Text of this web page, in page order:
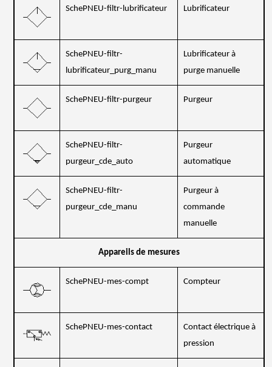
SchePNEU-filtr-lubrificateur Lubrificateur
SchePNEU-filtr-
lubrificateur_purg_manu
Lubrificateur à
purge manuelle
SchePNEU-filtr-purgeur Purgeur
SchePNEU-filtr-
purgeur_cde_auto
Purgeur
automatique
SchePNEU-filtr-
purgeur_cde_manu
Purgeur à
commande
manuelle
Appareils de mesures
SchePNEU-mes-compt Compteur
SchePNEU-mes-contact
Contact électrique à
pression